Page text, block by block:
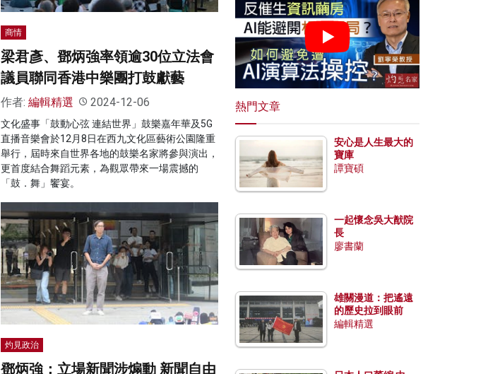
商情
梁君彥、鄧炳強率領逾30位立法會
議員聯同香港中樂團打鼓獻藝
作者: 編輯精選 2024-12-06
文化盛事「鼓動心弦 連結世界」鼓樂嘉年華及5G
直播音樂會於12月8日在西九文化區藝術公園隆重
舉行，屆時來自世界各地的鼓樂名家將參與演出，
更首度結合舞蹈元素，為觀眾帶來一場震撼的
「鼓．舞」饗宴。
灼見政治
鄧炳強：立場新聞涉煽動 新聞自由
熱門文章
安心是人生最大的
寶庫
譚寶碩
一起懷念吳大猷院
長
廖書蘭
雄關漫道：把遙遠
的歷史拉到眼前
編輯精選